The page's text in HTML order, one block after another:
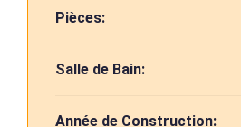
Pièces:
Salle de Bain:
Année de Construction: